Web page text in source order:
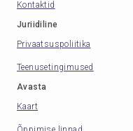
Kontaktid
Juriidiline
Privaatsuspoliitika
Teenusetingimused
Avasta
Kaart